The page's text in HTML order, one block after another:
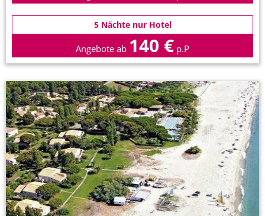
5 Nächte nur Hotel
Angebote ab 140 € p.P